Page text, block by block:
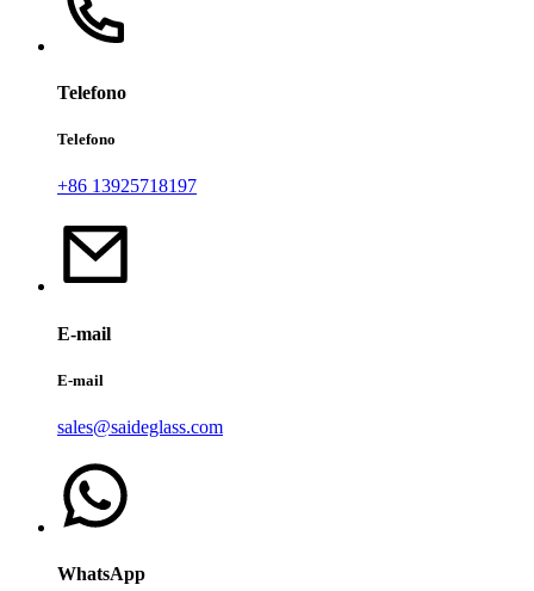
Telefono
Telefono
+86 13925718197
E-mail
E-mail
sales@saideglass.com
WhatsApp